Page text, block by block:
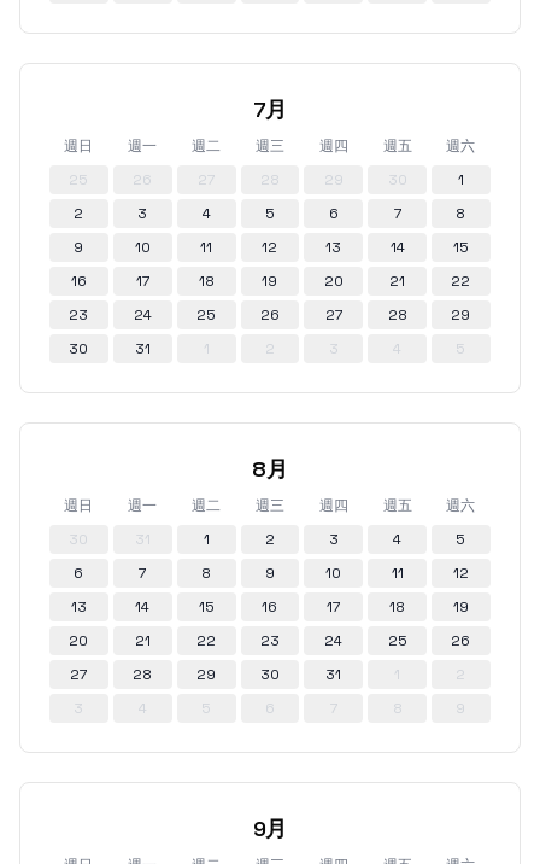
7月
週日 週一 週二 週三 週四 週五
週六
25
26 27 28 29 30
1
2
3 4 5 6 7
8
9
10 11 12 13 14
15
16
17 18 19 20 21
22
23
24 25 26 27 28
29
30
31 1 2 3 4 5
8月
週日 週一 週二 週三 週四 週五
週六
30
31 1 2 3 4
5
6
7 8 9 10 11
12
13
14 15 16 17 18
19
20
21 22 23 24 25
26
27
28 29 30 31 1
2
3
4 5 6 7 8 9
9月